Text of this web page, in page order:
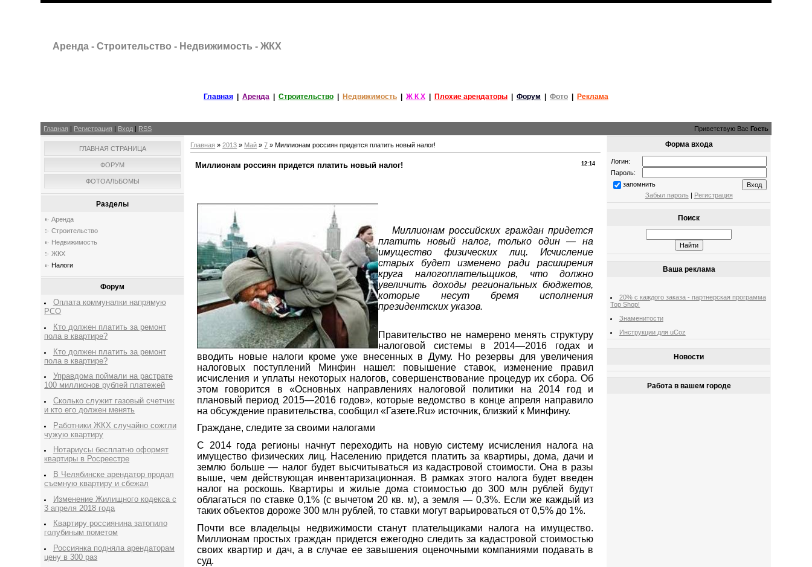
Аренда - Строительство - Недвижимость - ЖКХ
Главная Аренда Строительство Недвижимость Ж К Х Плохие арендаторы Форум Фото Реклама
Главная Регистрация Вход RSS Приветствую Вас Гость
ГЛАВНАЯ СТРАНИЦА
ФОРУМ
ФОТОАЛЬБОМЫ
Разделы
Аренда
Строительство
Недвижимость
ЖКХ
Налоги
Форум
Оплата коммуналки напрямую
РСО
Кто должен платить за ремонт
пола в квартире?
Кто должен платить за ремонт
пола в квартире?
Управдома поймали на растрате
100 миллионов рублей платежей
Сколько служит газовый счетчик
и кто его должен менять
Работники ЖКХ случайно сожгли
чужую квартиру
Нотариусы бесплатно оформят
квартиры в Росреестре
В Челябинске арендатор продал
съемную квартиру и сбежал
Изменение Жилищного кодекса с
3 апреля 2018 года
Квартиру россиянина затопило
голубиным пометом
Россиянка подняла арендаторам
цену в 300 раз
Главная »2013 » Май » 7 » Миллионам россиян придется платить новый налог!
12:14
Миллионам россиян придется платить новый налог!
Миллионам российских граждан придется
платить новый налог, только один — на
имущество физических лиц. Исчисление
старых будет изменено ради расширения
круга налогоплательщиков, что должно
увеличить доходы региональных бюджетов,
которые несут бремя исполнения
президентских указов.
Правительство не намерено менять структуру
налоговой системы в 2014—2016 годах и
вводить новые налоги кроме уже внесенных в Думу. Но резервы для увеличения
налоговых поступлений Минфин нашел: повышение ставок, изменение правил
исчисления и уплаты некоторых налогов, совершенствование процедур их сбора. Об
этом говорится в «Основных направлениях налоговой политики на 2014 год и
плановый период 2015—2016 годов», которые ведомство в конце апреля направило
на обсуждение правительства, сообщил «Газете.Ru» источник, близкий к Минфину.
Граждане, следите за своими налогами
С 2014 года регионы начнут переходить на новую систему исчисления налога на
имущество физических лиц. Населению придется платить за квартиры, дома, дачи и
землю больше — налог будет высчитываться из кадастровой стоимости. Она в разы
выше, чем действующая инвентаризационная. В рамках этого налога будет введен
налог на роскошь. Квартиры и жилые дома стоимостью до 300 млн рублей будут
облагаться по ставке 0,1% (с вычетом 20 кв. м), а земля — 0,3%. Если же каждый из
таких объектов дороже 300 млн рублей, то ставки могут варьироваться от 0,5% до 1%.
Почти все владельцы недвижимости станут плательщиками налога на имущество.
Миллионам простых граждан придется ежегодно следить за кадастровой стоимостью
своих квартир и дач, а в случае ее завышения оценочными компаниями подавать в
суд.
Форма входа
Логин:
Пароль:
запомнить
Забыл пароль
Регистрация
Поиск
Ваша реклама
20% с каждого заказа - партнерская программа
Top Shop!
Знаменитости
Инструкции для uCoz
Новости
Работа в вашем городе